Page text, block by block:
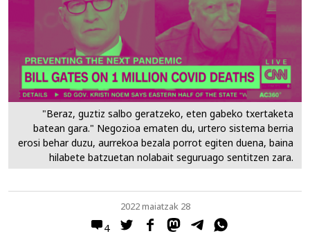
"Beraz, guztiz salbo geratzeko, eten gabeko txertaketa
batean gara." Negozioa ematen du, urtero sistema berria
erosi behar duzu, aurrekoa bezala porrot egiten duena, baina
hilabete batzuetan nolabait seguruago sentitzen zara.
4
2022 maiatzak 28